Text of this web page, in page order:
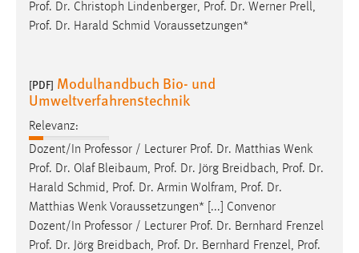
Prof. Dr. Christoph Lindenberger, Prof. Dr. Werner Prell,
Prof. Dr. Harald Schmid Voraussetzungen*
[PDF] Modulhandbuch Bio- und
Umweltverfahrenstechnik
Relevanz:
Dozent/In Professor / Lecturer Prof. Dr. Matthias Wenk
Prof. Dr. Olaf Bleibaum, Prof. Dr. Jörg Breidbach, Prof. Dr.
Harald Schmid, Prof. Dr. Armin Wolfram, Prof. Dr.
Matthias Wenk Voraussetzungen* [...] Convenor
Dozent/In Professor / Lecturer Prof. Dr. Bernhard Frenzel
Prof. Dr. Jörg Breidbach, Prof. Dr. Bernhard Frenzel, Prof.